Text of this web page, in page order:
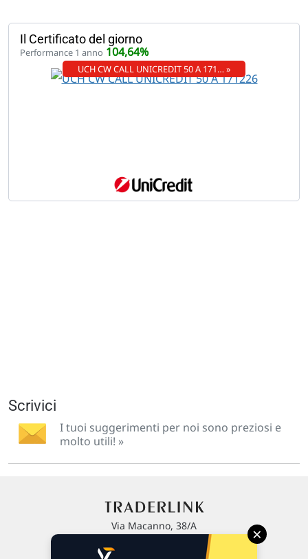
Il Certificato del giorno
Performance 1 anno 104,64%
UCH CW CALL UNICREDIT 50 A 171… »
Scrivici
I tuoi suggerimenti per noi sono preziosi e
molto utili! »
Via Macanno, 38/A
P.IVA 02 452 460 401
×